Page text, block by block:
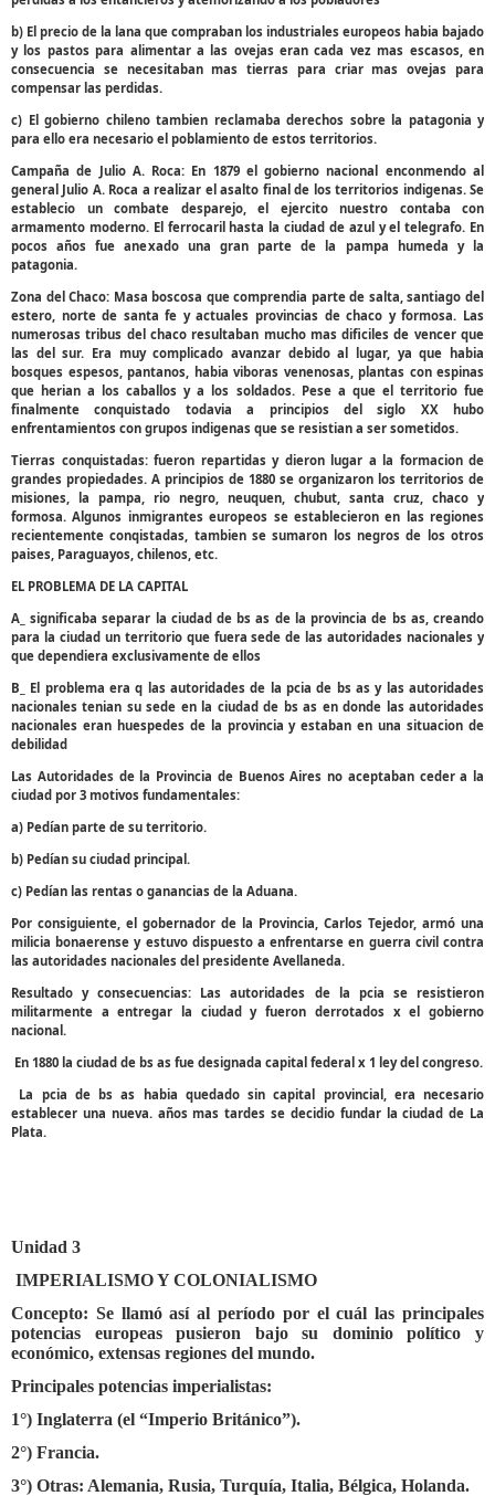
b) El precio de la lana que compraban los industriales europeos habia bajado
y los pastos para alimentar a las ovejas eran cada vez mas escasos, en
consecuencia se necesitaban mas tierras para criar mas ovejas para
compensar las perdidas.
c) El gobierno chileno tambien reclamaba derechos sobre la patagonia y
para ello era necesario el poblamiento de estos territorios.
Campaña de Julio A. Roca: En 1879 el gobierno nacional enconmendo al
general Julio A. Roca a realizar el asalto final de los territorios indigenas. Se
establecio un combate desparejo, el ejercito nuestro contaba con
armamento moderno. El ferrocaril hasta la ciudad de azul y el telegrafo. En
pocos años fue anexado una gran parte de la pampa humeda y la
patagonia.
Zona del Chaco: Masa boscosa que comprendia parte de salta, santiago del
estero, norte de santa fe y actuales provincias de chaco y formosa. Las
numerosas tribus del chaco resultaban mucho mas dificiles de vencer que
las del sur. Era muy complicado avanzar debido al lugar, ya que habia
bosques espesos, pantanos, habia viboras venenosas, plantas con espinas
que herian a los caballos y a los soldados. Pese a que el territorio fue
finalmente conquistado todavia a principios del siglo XX hubo
enfrentamientos con grupos indigenas que se resistian a ser sometidos.
Tierras conquistadas: fueron repartidas y dieron lugar a la formacion de
grandes propiedades. A principios de 1880 se organizaron los territorios de
misiones, la pampa, rio negro, neuquen, chubut, santa cruz, chaco y
formosa. Algunos inmigrantes europeos se establecieron en las regiones
recientemente conqistadas, tambien se sumaron los negros de los otros
paises, Paraguayos, chilenos, etc.
EL PROBLEMA DE LA CAPITAL
A_ significaba separar la ciudad de bs as de la provincia de bs as, creando
para la ciudad un territorio que fuera sede de las autoridades nacionales y
que dependiera exclusivamente de ellos
B_ El problema era q las autoridades de la pcia de bs as y las autoridades
nacionales tenian su sede en la ciudad de bs as en donde las autoridades
nacionales eran huespedes de la provincia y estaban en una situacion de
debilidad
Las Autoridades de la Provincia de Buenos Aires no aceptaban ceder a la
ciudad por 3 motivos fundamentales:
a) Pedían parte de su territorio.
b) Pedían su ciudad principal.
c) Pedían las rentas o ganancias de la Aduana.
Por consiguiente, el gobernador de la Provincia, Carlos Tejedor, armó una
milicia bonaerense y estuvo dispuesto a enfrentarse en guerra civil contra
las autoridades nacionales del presidente Avellaneda.
Resultado y consecuencias: Las autoridades de la pcia se resistieron
militarmente a entregar la ciudad y fueron derrotados x el gobierno
nacional.
En 1880 la ciudad de bs as fue designada capital federal x 1 ley del congreso.
La pcia de bs as habia quedado sin capital provincial, era necesario
establecer una nueva. años mas tardes se decidio fundar la ciudad de La
Plata.
Unidad 3
IMPERIALISMO Y COLONIALISMO
Concepto: Se llamó así al período por el cuál las principales
potencias europeas pusieron bajo su dominio político y
económico, extensas regiones del mundo.
Principales potencias imperialistas:
1°) Inglaterra (el “Imperio Británico”).
2°) Francia.
3°) Otras: Alemania, Rusia, Turquía, Italia, Bélgica, Holanda.